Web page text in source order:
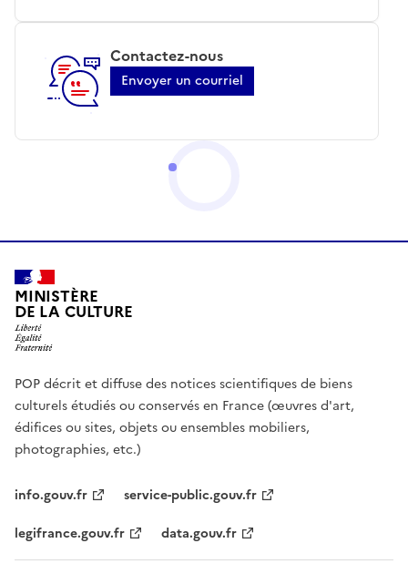
Contactez-nous
Envoyer un courriel
MINISTÈRE
DE LA CULTURE
POP décrit et diffuse des notices scientifiques de biens
culturels étudiés ou conservés en France (œuvres d'art,
édifices ou sites, objets ou ensembles mobiliers,
photographies, etc.)
info.gouv.fr
service-public.gouv.fr
legifrance.gouv.fr
data.gouv.fr